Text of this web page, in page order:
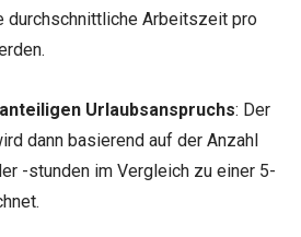
durchschnittliche Arbeitszeit pro
Urlaubsanspruchs: Der
dann basierend auf der Anzahl
-stunden im Vergleich zu einer 5-